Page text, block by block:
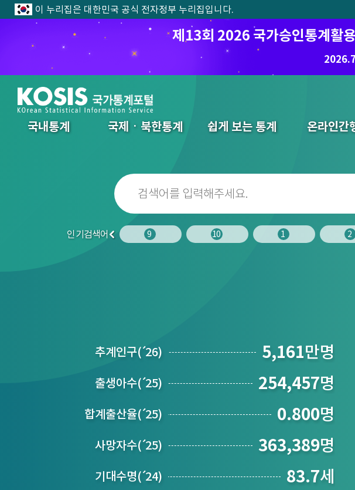
이 누리집은 대한민국 공식 전자정부 누리집입니다.
제13회 2026 국가승인통계활
국내통계 국제ㆍ북한통계 쉽게 보는 통계 온라인간
인기검색어
이
8 9 10 1 2
추계인구(´26) 5,161만명
출생아수(´25) 254,457명
합계출산율(´25) 0.800명
사망자수(´25) 363,389명
기대수명(´24) 83.7세